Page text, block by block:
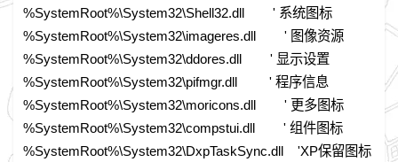
%SystemRoot%\System32\Shell32.dll ' 系统图标
%SystemRoot%\System32\imageres.dll ' 图像资源
%SystemRoot%\System32\ddores.dll ' 显示设置
%SystemRoot%\System32\pifmgr.dll ' 程序信息
%SystemRoot%\System32\moricons.dll ' 更多图标
%SystemRoot%\System32\compstui.dll ' 组件图标
%SystemRoot%\System32\DxpTaskSync.dll 'XP保留图标